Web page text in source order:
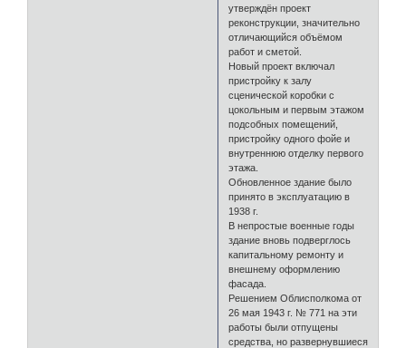
утверждён проект
реконструкции, значительно
отличающийся объёмом
работ и сметой.
Новый проект включал
пристройку к залу
сценической коробки с
цокольным и первым этажом
подсобных помещений,
пристройку одного фойе и
внутреннюю отделку первого
этажа.
Обновленное здание было
принято в эксплуатацию в
1938 г.
В непростые военные годы
здание вновь подверглось
капитальному ремонту и
внешнему оформлению
фасада.
Решением Облисполкома от
26 мая 1943 г. № 771 на эти
работы были отпущены
средства, но развернувшиеся